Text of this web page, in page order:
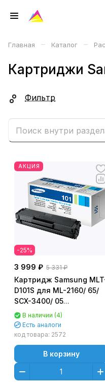
Главная – Каталог –
Картриджи
Фильтр
АКЦИЯ
-25%
3 999 ₽ 5 331 ₽
Картридж Samsung
D101S для ML-2160/ 65/
SCX-3400/ 05
Оригинальный
В наличии (4)
Есть аналоги
код товара: 2572
В корзину